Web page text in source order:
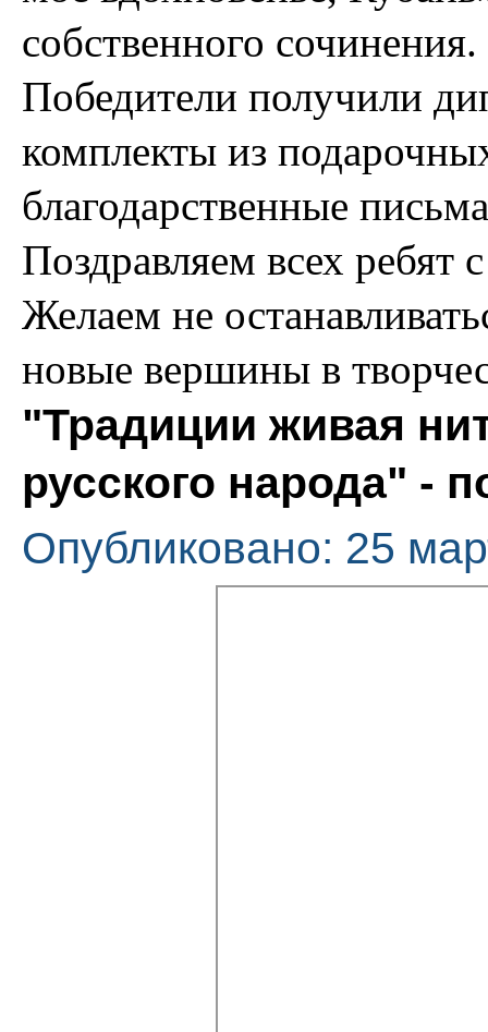
собственного сочинения.
Победители получили
комплекты из
благодарственные
Поздравляем всех ребят
Желаем не
новые вершины в
"Традиции живая
русского народа" -
Опубликовано: 25